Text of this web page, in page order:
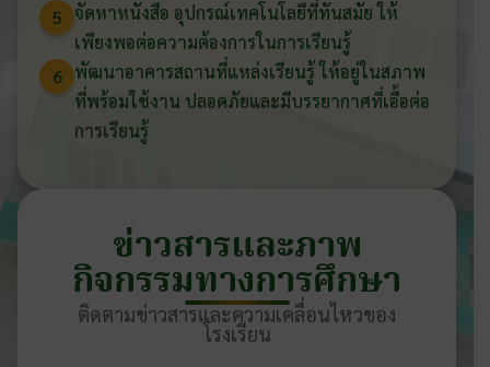
5 จัดหาหนังสือ อุปกรณ์เทคโนโลยีที่ทันสมัย ให้
เพียงพอต่อความต้องการในการเรียนรู้
6 พัฒนาอาคารสถานที่แหล่งเรียนรู้ ให้อยู่ในสภาพ
ที่พร้อมใช้งาน ปลอดภัยและมีบรรยากาศที่เอื้อต่อ
การเรียนรู้
ข่าวสารและภาพ
กิจกรรมทางการศึกษา
ติดตามข่าวสารและความเคลื่อนไหวของ
โรงเรียน